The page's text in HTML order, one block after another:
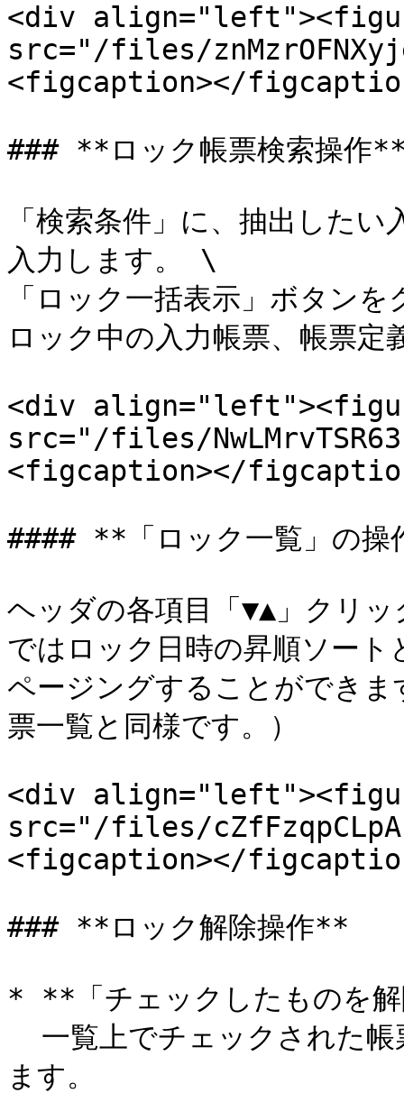
<div
src="/files/
<figcaption></
### **ロック帳票検索操作
「検索条件」に、抽出した
入力します。 \
「ロック一括表示」ボタン
ロック中の入力帳票、帳票定
<div
src="/files/
<figcaption></
#### **「ロック一覧」の
ヘッダの各項目「▼▲」クリ
ではロック日時の昇順ソー
ページングすることができま
票一覧と同様です。）
<div
src="/files/
<figcaption></
### **ロック解除操作**
* **「チェックしたものを
ます。